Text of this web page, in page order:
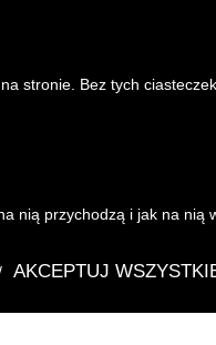
stronie. Bez tych
nią przychodzą i jak na nią
AKCEPTUJ